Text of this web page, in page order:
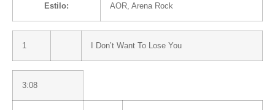
Estilo: AOR Arena Rock
1 I Don’t Want To Lose You
3:08